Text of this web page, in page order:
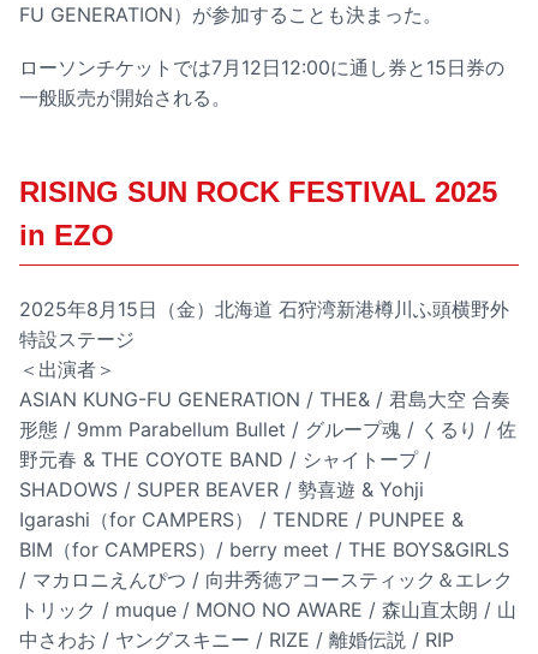
FU GENERATION）が参加することも決まった。
ローソンチケットでは7月12日12:00に通し券と15日券の
一般販売が開始される。
RISING SUN ROCK FESTIVAL 2025
in EZO
2025年8月15日（金）北海道 石狩湾新港樽川ふ頭横野外
特設ステージ
＜出演者＞
ASIAN KUNG-FU GENERATION / THE& / 君島大空 合奏
形態 / 9mm Parabellum Bullet / グループ魂 / くるり / 佐
野元春 & THE COYOTE BAND / シャイトープ /
SHADOWS / SUPER BEAVER / 勢喜遊 & Yohji
Igarashi（for CAMPERS） / TENDRE / PUNPEE &
BIM（for CAMPERS）/ berry meet / THE BOYS&GIRLS
/ マカロニえんぴつ / 向井秀徳アコースティック＆エレク
トリック / muque / MONO NO AWARE / 森山直太朗 / 山
中さわお / ヤングスキニー / RIZE / 離婚伝説 / RIP